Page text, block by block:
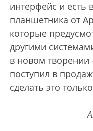
интерфейс и есть
планшетника от
которые
другими
в новом
поступил в
сделать это